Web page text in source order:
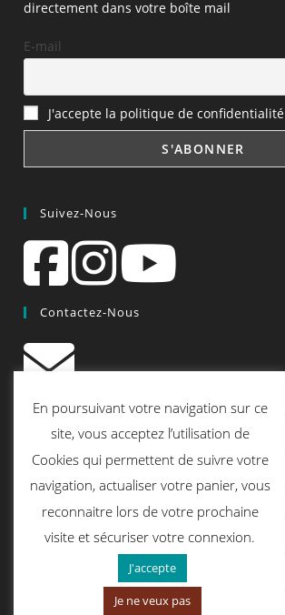
directement dans votre boîte mail
E-mail
J'accepte la politique de confidentialité
Suivez-Nous
Contactez-Nous
contact@quiscrap.fr
Les Fiches Techniques et les Tutos
Le Blog
Conditions générales de vente
Mentions légales
Politique de confidentialité
politique de cookies
En poursuivant votre navigation sur ce
site, vous acceptez l’utilisation de
Cookies qui permettent de suivre votre
navigation, actualiser votre panier, vous
reconnaitre lors de votre prochaine
visite et sécuriser votre connexion.
J'accepte
Je ne veux pas